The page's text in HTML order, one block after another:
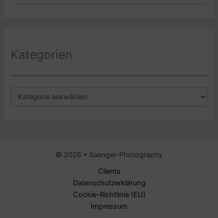
Kategorien
© 2026 • Saenger-Photography
Clients
Datenschutzerklärung
Cookie-Richtlinie (EU)
Impressum